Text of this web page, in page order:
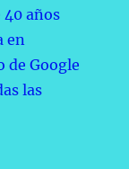
40 años
en
de Google
las